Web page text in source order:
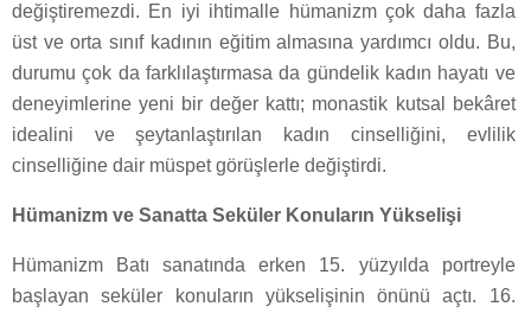
değiştiremezdi. En iyi ihtimalle hümanizm çok daha fazla
üst ve orta sınıf kadının eğitim almasına yardımcı oldu. Bu,
durumu çok da farklılaştırmasa da gündelik kadın hayatı ve
deneyimlerine yeni bir değer kattı; monastik kutsal bekâret
idealini ve şeytanlaştırılan kadın cinselliğini, evlilik
cinselliğine dair müspet görüşlerle değiştirdi.
Hümanizm ve Sanatta Seküler Konuların Yükselişi
Hümanizm Batı sanatında erken 15. yüzyılda portreyle
başlayan seküler konuların yükselişinin önünü açtı. 16.